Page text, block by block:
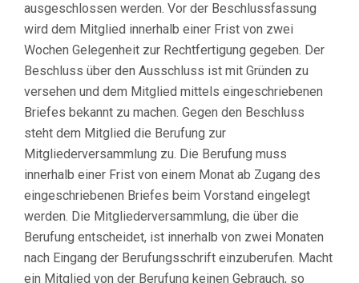
ausgeschlossen werden. Vor der Beschlussfassung
wird dem Mitglied innerhalb einer Frist von zwei
Wochen Gelegenheit zur Rechtfertigung gegeben. Der
Beschluss über den Ausschluss ist mit Gründen zu
versehen und dem Mitglied mittels eingeschriebenen
Briefes bekannt zu machen. Gegen den Beschluss
steht dem Mitglied die Berufung zur
Mitgliederversammlung zu. Die Berufung muss
innerhalb einer Frist von einem Monat ab Zugang des
eingeschriebenen Briefes beim Vorstand eingelegt
werden. Die Mitgliederversammlung, die über die
Berufung entscheidet, ist innerhalb von zwei Monaten
nach Eingang der Berufungsschrift einzuberufen. Macht
ein Mitglied von der Berufung keinen Gebrauch, so